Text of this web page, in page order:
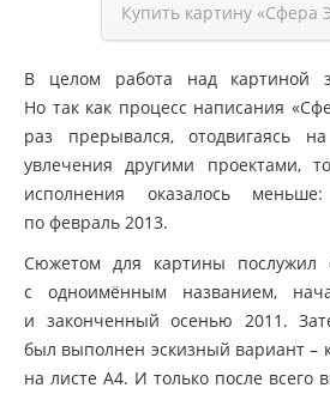
Купить картину «Сфера
В целом работа над картиной
Но так как процесс написания
раз прерывался, отодвигаясь
увлечения другими проектами,
исполнения оказалось
по февраль 2013.
Сюжетом для картины послужил
с одноимённым названием,
и законченный осенью 2011.
был выполнен эскизный вариант –
на листе А4. И только после всего